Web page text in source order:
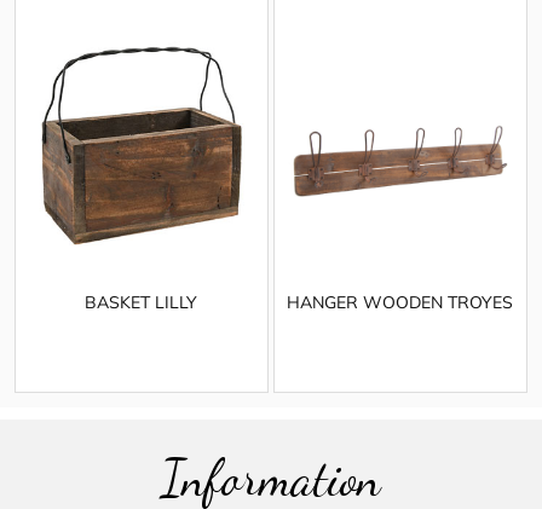
BASKET LILLY HANGER WOODEN TROYES
Information